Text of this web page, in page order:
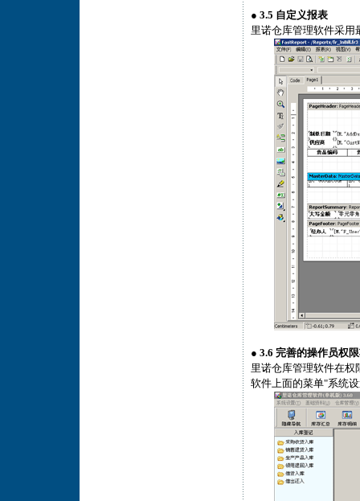
● 3.5 自定义报表
里诺仓库管理软件采用
● 3.6 完善的操作员权
里诺仓库管理软件在权
软件上面的菜单"系统